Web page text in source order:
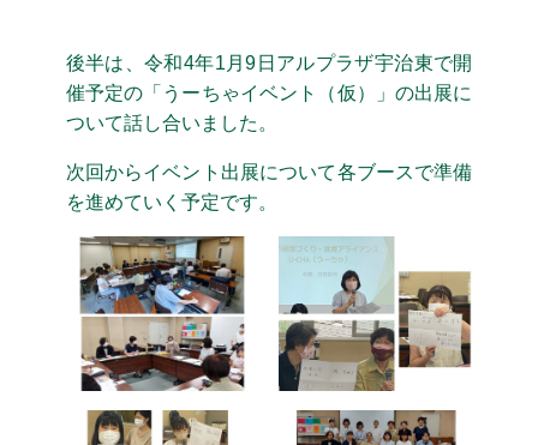
後半は、令和4年1月9日アルプラザ宇治東で開
催予定の「うーちゃイベント（仮）」の出展に
ついて話し合いました。
次回からイベント出展について各ブースで準備
を進めていく予定です。